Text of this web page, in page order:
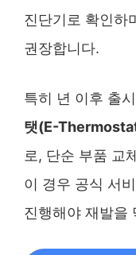
진단기로 확인하
권장합니다.
특히 년 이후 출
탯(E-
로, 단순 부품 교
이 경우 공식 서
진행해야 재발을